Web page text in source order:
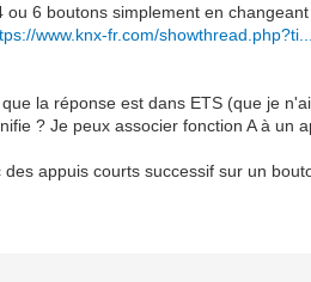
6 boutons simplement en
www.knx-fr.com/
la réponse est dans ETS (que je
? Je peux associer fonction A à un
appuis courts successif sur un